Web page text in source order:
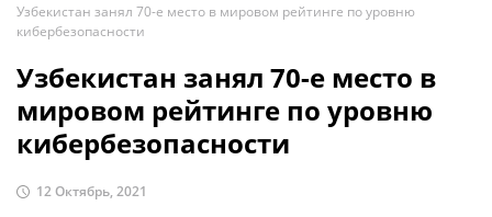
Узбекистан занял 70-е место в мировом рейтинге по уровню
кибербезопасности
Узбекистан занял 70-е место в
мировом рейтинге по уровню
кибербезопасности
12 Октябрь, 2021